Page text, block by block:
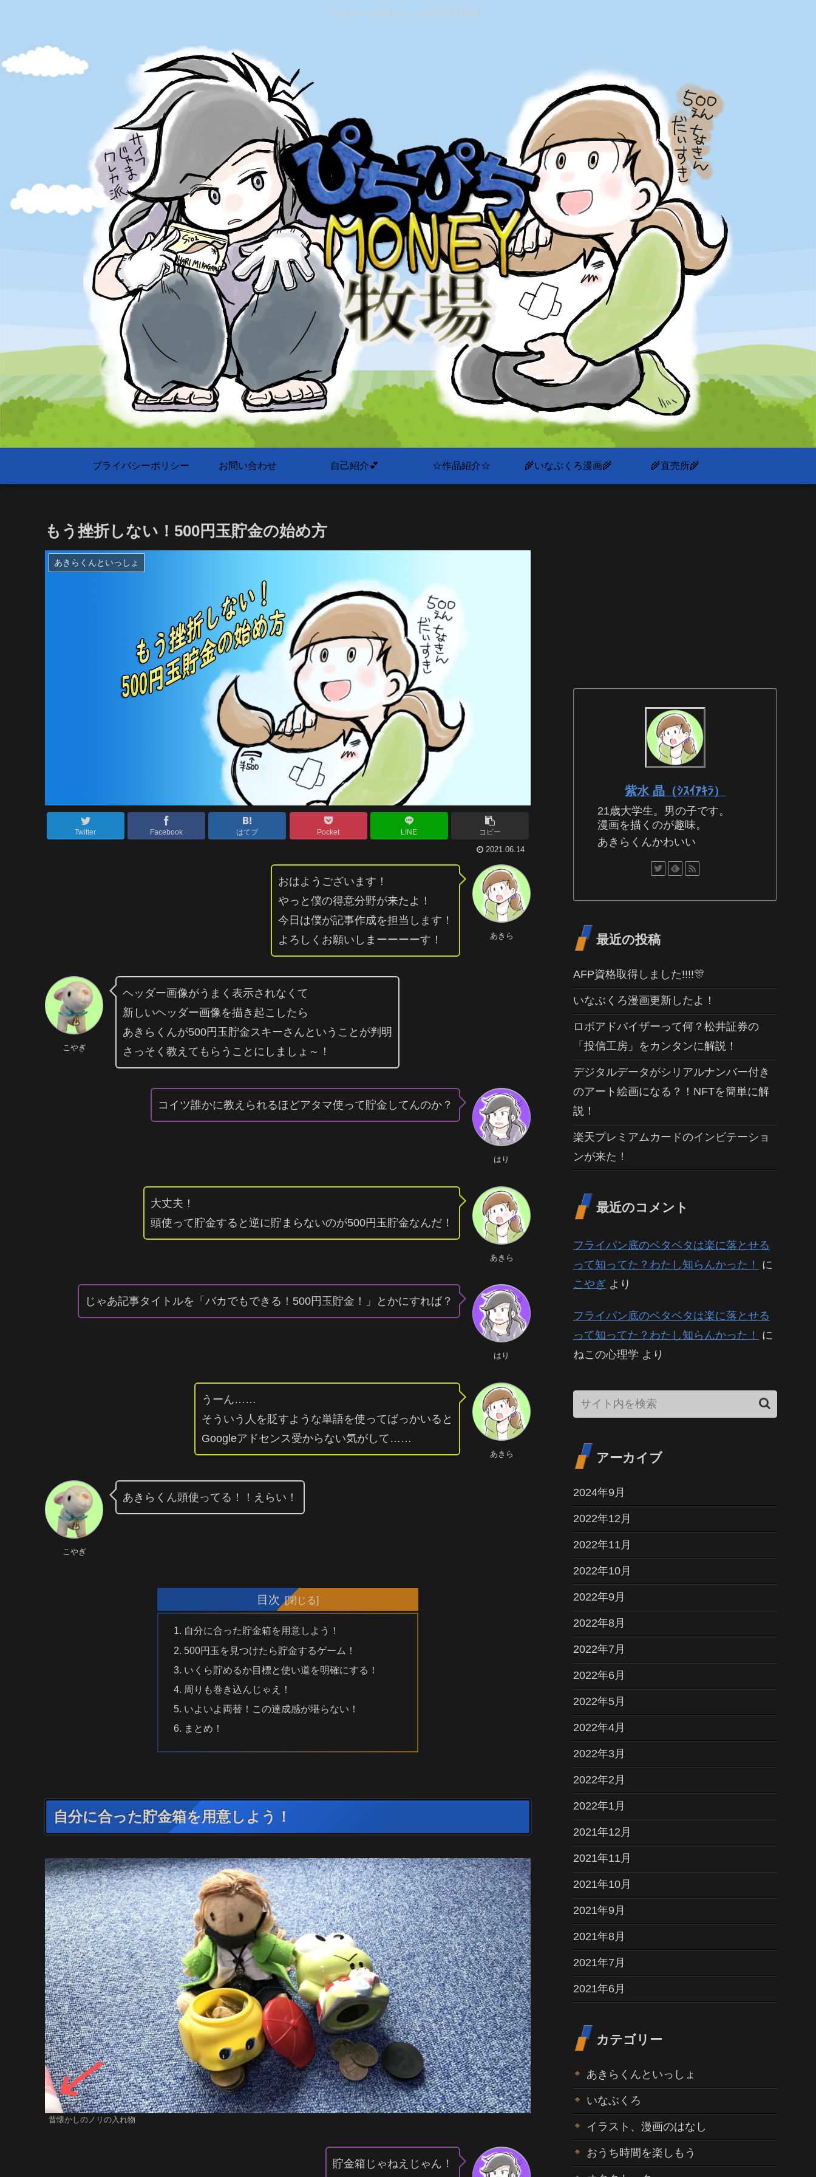
活きのイイぴちぴちしたお金が大好物！
プライバシーポリシー お問い合わせ 自己紹介💕 ☆作品紹介☆ 🌾いなぶくろ漫画🌾 🌾直売所🌾
もう挫折しない！500円玉貯金の始め方
あきらくんといっしょ
Twitter Facebook はてブ Pocket LINE コピー
2021.06.14
あきら
おはようございます！
やっと僕の得意分野が来たよ！
今日は僕が記事作成を担当します！
よろしくお願いしまーーーーす！
こやぎ
ヘッダー画像がうまく表示されなくて
新しいヘッダー画像を描き起こしたら
あきらくんが500円玉貯金スキーさんということが判明
さっそく教えてもらうことにしましょ～！
はり
コイツ誰かに教えられるほどアタマ使って貯金してんのか？
あきら
大丈夫！
頭使って貯金すると逆に貯まらないのが500円玉貯金なんだ！
はり
じゃあ記事タイトルを「バカでもできる！500円玉貯金！」とかにすれば？
あきら
うーん……
そういう人を貶すような単語を使ってばっかいると
Googleアドセンス受からない気がして……
こやぎ
あきらくん頭使ってる！！えらい！
目次
自分に合った貯金箱を用意しよう！
500円玉を見つけたら貯金するゲーム！
いくら貯めるか目標と使い道を明確にする！
周りも巻き込んじゃえ！
いよいよ両替！この達成感が堪らない！
まとめ！
自分に合った貯金箱を用意しよう！
昔懐かしのノリの入れ物
貯金箱じゃねえじゃん！
紫水 晶（ｼｽｲｱｷﾗ）
21歳大学生。男の子です。
漫画を描くのが趣味。
あきらくんかわいい
最近の投稿
AFP資格取得しました!!!!🎊
いなぶくろ漫画更新したよ！
ロボアドバイザーって何？松井証券の
「投信工房」をカンタンに解説！
デジタルデータがシリアルナンバー付き
のアート絵画になる？！NFTを簡単に解
説！
楽天プレミアムカードのインビテーショ
ンが来た！
最近のコメント
フライパン底のベタベタは楽に落とせる
って知ってた？わたし知らんかった！
に
こやぎ より
フライパン底のベタベタは楽に落とせる
って知ってた？わたし知らんかった！
に
ねこの心理学 より
アーカイブ
2024年9月
2022年12月
2022年11月
2022年10月
2022年9月
2022年8月
2022年7月
2022年6月
2022年5月
2022年4月
2022年3月
2022年2月
2022年1月
2021年12月
2021年11月
2021年10月
2021年9月
2021年8月
2021年7月
2021年6月
カテゴリー
あきらくんといっしょ
いなぶくろ
イラスト、漫画のはなし
おうち時間を楽しもう